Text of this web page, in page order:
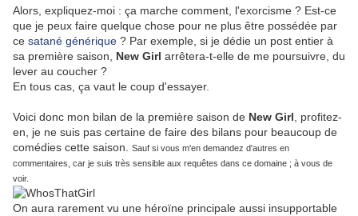
Alors, expliquez-moi : ça marche comment, l'exorcisme ? Est-ce
que je peux faire quelque chose pour ne plus être possédée par
ce satané générique ? Par exemple, si je dédie un post entier à
sa première saison, New Girl arrêtera-t-elle de me poursuivre, du
lever au coucher ?
En tous cas, ça vaut le coup d'essayer.
Voici donc mon bilan de la première saison de New Girl , profitez-
en, je ne suis pas certaine de faire des bilans pour beaucoup de
comédies cette saison.
Sauf si vous m'en demandez d'autres en
commentaires, car je suis très sensible aux requêtes dans ce domaine ; à vous de
voir.
On aura rarement vu une héroïne principale aussi insupportable